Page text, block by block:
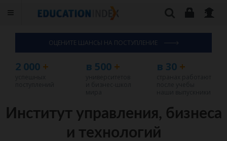
ОЦЕНИТЕ ШАНСЫ НА ПОСТУПЛЕНИЕ
2 000 + в 500 + в 30+
Институт управления, бизнеса
и технологий